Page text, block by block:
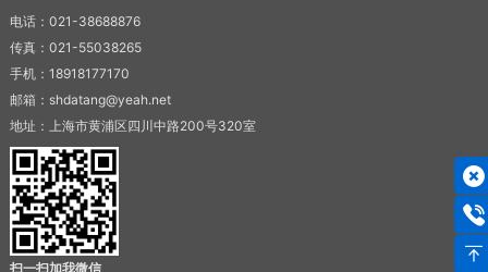
电话：021-38688876
传真：021-55038265
手机：18918177170
邮箱：shdatang@yeah.net
地址：上海市黄浦区四川中路200号320室
扫一扫加我微信